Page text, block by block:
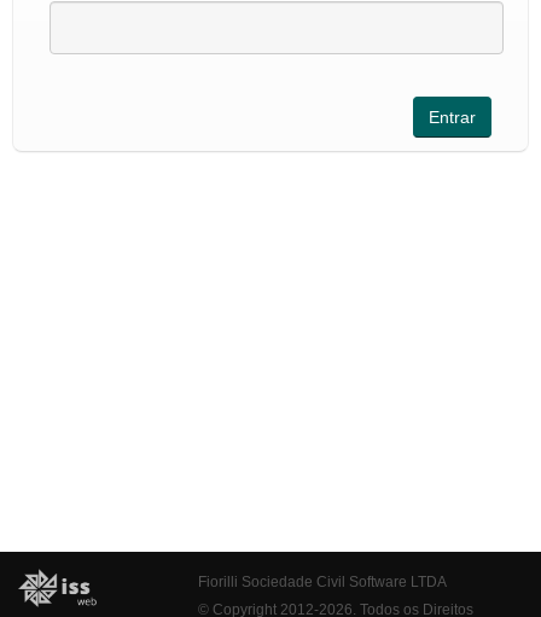
Fiorilli Sociedade Civil Software LTDA
© Copyright 2012-2026. Todos os Direitos